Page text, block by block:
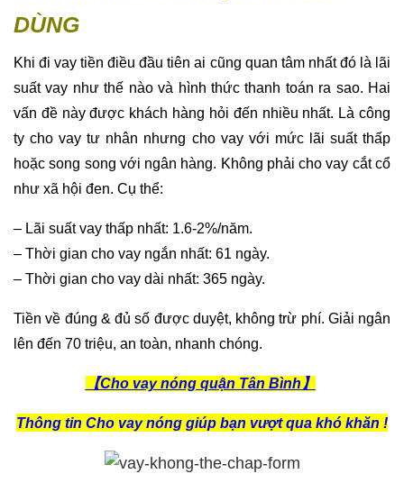
DÙNG
Khi đi vay tiền điều đầu tiên ai cũng quan tâm nhất đó là lãi
suất vay như thế nào và hình thức thanh toán ra sao. Hai
vấn đề này được khách hàng hỏi đến nhiều nhất. Là công
ty cho vay tư nhân nhưng cho vay với mức lãi suất thấp
hoặc song song với ngân hàng. Không phải cho vay cắt cổ
như xã hội đen. Cụ thể:
– Lãi suất vay thấp nhất: 1.6-2%/năm.
– Thời gian cho vay ngắn nhất: 61 ngày.
– Thời gian cho vay dài nhất: 365 ngày.
Tiền về đúng & đủ số được duyệt, không trừ phí. Giải ngân
lên đến 70 triệu, an toàn, nhanh chóng.
【Cho vay nóng quận Tân Bình】
Thông tin Cho vay nóng giúp bạn vượt qua khó khăn !